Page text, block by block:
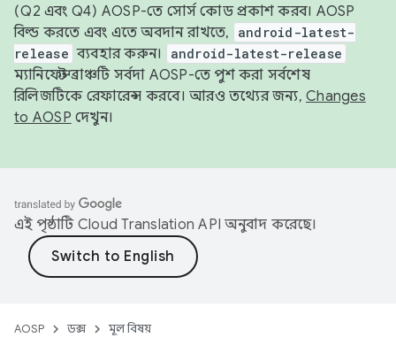
(Q2 এবং Q4) AOSP-তে সোর্স কোড প্রকাশ করব। AOSP
বিল্ড করতে এবং এতে অবদান রাখতে,
android-latest-
release ব্যবহার করুন। android-latest-release
ম্যানিফেস্ট ব্রাঞ্চটি সর্বদা AOSP-তে পুশ করা সর্বশেষ
রিলিজটিকে রেফারেন্স করবে। আরও তথ্যের জন্য, Changes
to AOSP দেখুন।
এই পৃষ্ঠাটি Cloud Translation API অনুবাদ করেছে।
AOSP ডক্স মূল বিষয়